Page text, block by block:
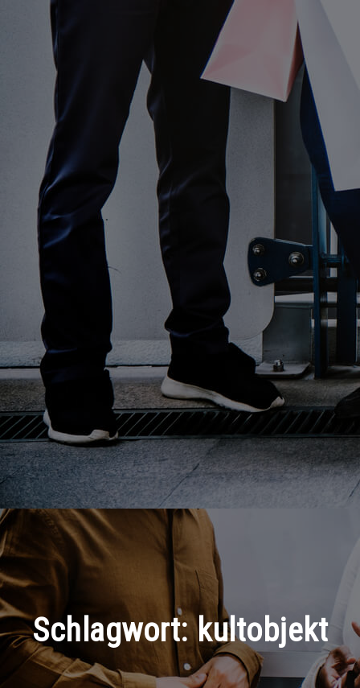
Schlagwort:kultobjekt